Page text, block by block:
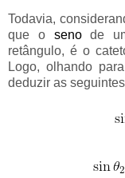
Todavia,
que o senode
retângulo, é o
Logo, olhando
deduzir as